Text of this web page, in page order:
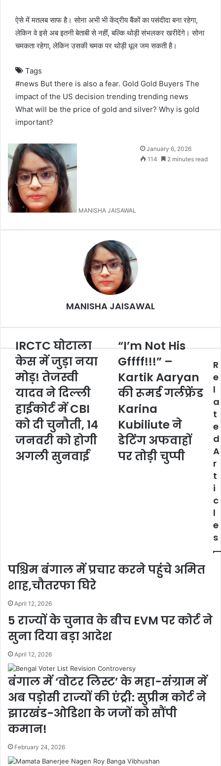
ऐसे में मतलब साफ है। सोना अभी भी केंद्रीय बैंकों का पसंदीदा बना रहेगा,
लेकिन वे इसे अब इतनी बेताबी से नहीं, बल्कि थोड़ी संभलकर खरीदेंगे। सोना
चमकता रहेगा, लेकिन उसकी चमक पर थोड़ी धूल जम सकती है।
Tags
#news But there is also a fear. Gold Gold Buyers The
impact of the US decision trending trending news
What will be the price of gold and silver? Why is gold
important?
MANISHA JAISAWAL
January 6, 2026
114
2 minutes read
MANISHA JAISAWAL
IRCTC घोटाला
केस में जुड़ा नया
मोड़! तेजस्वी
यादव ने दिल्ली
हाईकोर्ट में CBI
को दी चुनौती, 14
जनवरी को होगी
अगली सुनवाई
“I’m Not His
Gffff!!!” –
Kartik Aaryan
की रूमर्ड गर्लफ्रेंड
Karina
Kubiliute ने
डेटिंग अफवाहों
पर तोड़ी चुप्पी
R
e
l
a
t
e
d
A
r
t
i
c
l
e
s
पश्चिम बंगाल में प्रचार करने पहुंचे अमित
शाह,चौतरफा घिरे
April 12, 2026
5 राज्यों के चुनाव के बीच EVM पर कोर्ट ने
सुना दिया बड़ा आदेश
April 12, 2026
बंगाल में ‘वोटर लिस्ट’ के महा-संग्राम में
अब पड़ोसी राज्यों की एंट्री: सुप्रीम कोर्ट ने
झारखंड-ओडिशा के जजों को सौंपी
कमान!
February 24, 2026